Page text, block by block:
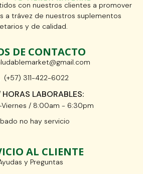
con nuestros clientes a promover
a trávez de nuestros suplementos
y de calidad.
DE CONTACTO
(+57) 311-422-6022
LABORABLES:
Viernes / 8:00am - 6:30pm
no hay servicio
AL CLIENTE
y Preguntas